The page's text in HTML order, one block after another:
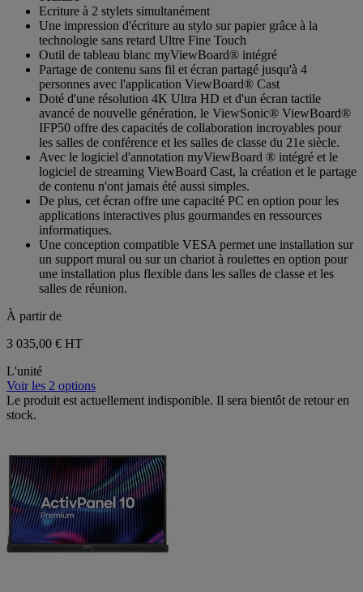
étoiles.Ecriture à 2 stylets simultanément
Une impression d'écriture au stylo sur papier grâce à la
technologie sans retard Ultre Fine Touch
Outil de tableau blanc myViewBoard® intégré
Partage de contenu sans fil et écran partagé jusqu'à 4
personnes avec l'application ViewBoard® Cast
Doté d'une résolution 4K Ultra HD et d'un écran tactile
avancé de nouvelle génération, le ViewSonic® ViewBoard®
IFP50 offre des capacités de collaboration incroyables pour
les salles de conférence et les salles de classe du 21e siècle.
Avec le logiciel d'annotation myViewBoard ® intégré et le
logiciel de streaming ViewBoard Cast, la création et le partage
de contenu n'ont jamais été aussi simples.
De plus, cet écran offre une capacité PC en option pour les
applications interactives plus gourmandes en ressources
informatiques.
Une conception compatible VESA permet une installation sur
un support mural ou sur un chariot à roulettes en option pour
une installation plus flexible dans les salles de classe et les
salles de réunion.
À partir de
3 035,00 € HT
L'unité
Voir les 2 options
Le produit est actuellement indisponible. Il sera bientôt de retour en
stock.